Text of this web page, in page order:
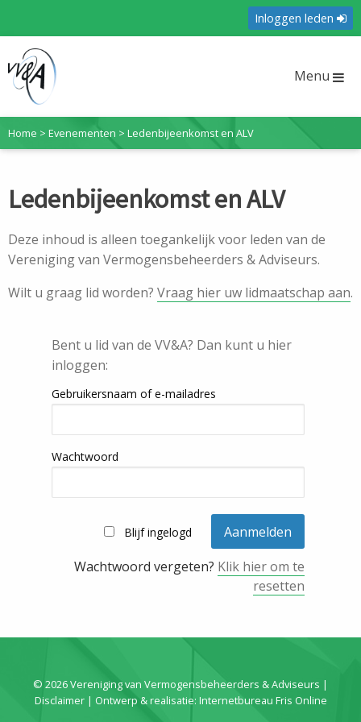
Inloggen leden
Menu
Home > Evenementen > Ledenbijeenkomst en ALV
Ledenbijeenkomst en ALV
Deze inhoud is alleen toegankelijk voor leden van de
Vereniging van Vermogensbeheerders & Adviseurs.
Wilt u graag lid worden? Vraag hier uw lidmaatschap aan.
Bent u lid van de VV&A? Dan kunt u hier
inloggen:
Gebruikersnaam of e-mailadres
Wachtwoord
Blijf ingelogd
Wachtwoord vergeten? Klik hier om te
resetten
© 2026 Vereniging van Vermogensbeheerders & Adviseurs |
Disclaimer| Ontwerp & realisatie: Internetbureau Fris Online